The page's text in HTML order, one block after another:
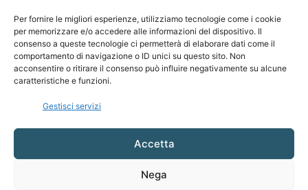
Per fornire le migliori esperienze, utilizziamo tecnologie come i cookie
per memorizzare e/o accedere alle informazioni del dispositivo. Il
consenso a queste tecnologie ci permetterà di elaborare dati come il
comportamento di navigazione o ID unici su questo sito. Non
acconsentire o ritirare il consenso può influire negativamente su alcune
caratteristiche e funzioni.
Gestisci servizi
Accetta
Nega
CHI SIAMO
Contattaci:coelumastro@coelum.com